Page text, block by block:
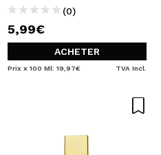
(0)
5,99€
ACHETER
Prix x 100 Ml: 19,97€ TVA Incl.